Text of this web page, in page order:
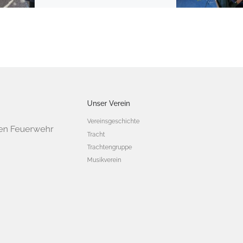
Feuerwehr
Unser Verein
Vereinsgeschichte
Tracht
Trachtengruppe
Musikverein